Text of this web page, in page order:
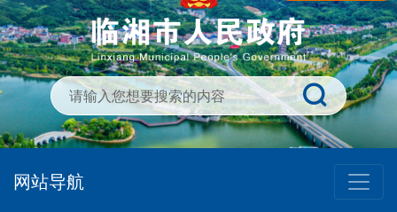
网站导航